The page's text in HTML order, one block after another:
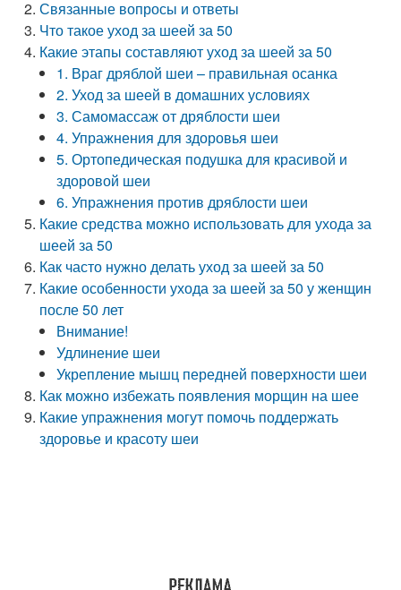
Связанные вопросы и ответы
Что такое уход за шеей за 50
Какие этапы составляют уход за шеей за 50
1. Враг дряблой шеи – правильная осанка
2. Уход за шеей в домашних условиях
3. Самомассаж от дряблости шеи
4. Упражнения для здоровья шеи
5. Ортопедическая подушка для красивой и
здоровой шеи
6. Упражнения против дряблости шеи
Какие средства можно использовать для ухода за
шеей за 50
Как часто нужно делать уход за шеей за 50
Какие особенности ухода за шеей за 50 у женщин
после 50 лет
Внимание!
Удлинение шеи
Укрепление мышц передней поверхности шеи
Как можно избежать появления морщин на шее
Какие упражнения могут помочь поддержать
здоровье и красоту шеи